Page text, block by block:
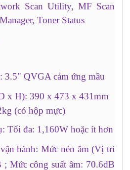
Scan Utility, MF Scan
Toner Status
3.5" QVGA cảm ứng mầu
x H): 390 x 473 x 431mm
(có hộp mực)
Tối đa: 1,160W hoặc ít hơn
hành: Mức nén âm (Vị trí
; Mức công suất âm: 70.6dB